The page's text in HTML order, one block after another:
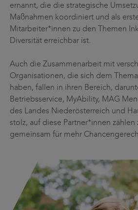
ernannt, die die strategische
Maßnahmen koordiniert und als
Mitarbeiter*innen zu den Themen
Diversität erreichbar ist.
Auch die Zusammenarbeit mit
Organisationen, die sich dem
haben, fallen in ihren Bereich,
Betriebsservice, MyAbility, MAG
des Landes Niederösterreich und
stolz, auf diese Partner*innen
gemeinsam für mehr